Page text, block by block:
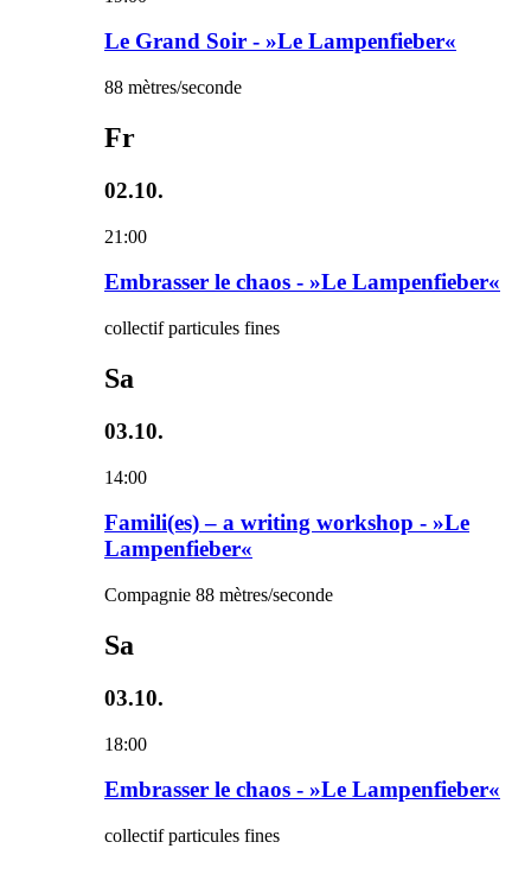
Le Grand Soir - »Le Lampenfieber«
88 mètres/seconde
Fr
02.10.
21:00
Embrasser le chaos - »Le Lampenfieber«
collectif particules fines
Sa
03.10.
14:00
Famili(es) – a writing workshop - »Le
Lampenfieber«
Compagnie 88 mètres/seconde
Sa
03.10.
18:00
Embrasser le chaos - »Le Lampenfieber«
collectif particules fines